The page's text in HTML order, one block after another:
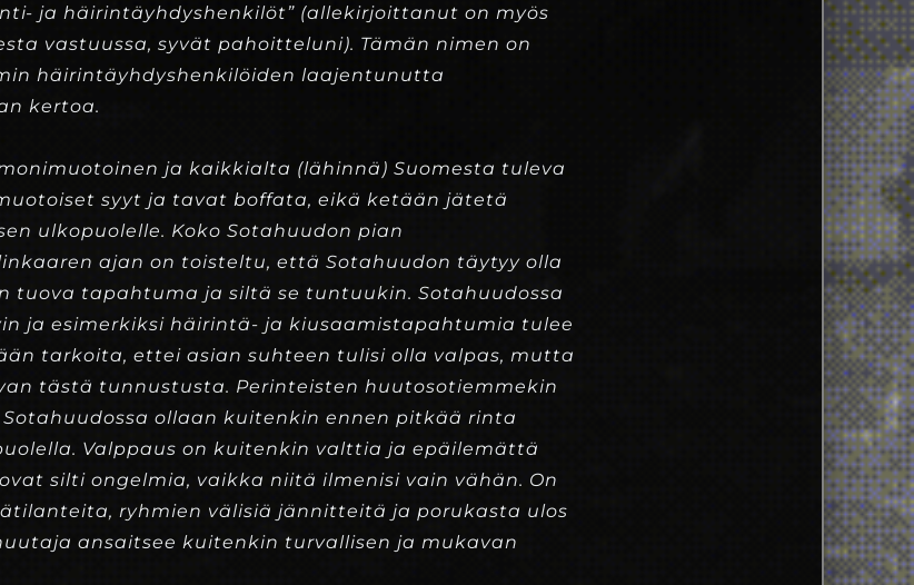
ja häirintäyhdyshenkilöt” (allekirjoittanut on myös
vastuussa, syvät pahoitteluni). Tämän nimen on
häirintäyhdyshenkilöiden laajentunutta
kertoa.
ja kaikkialta (lähinnä) Suomesta tuleva
syyt ja tavat boffata, eikä ketään jätetä
ulkopuolelle. Koko Sotahuudon pian
ajan on toisteltu, että Sotahuudon täytyy olla
tuova tapahtuma ja siltä se tuntuukin. Sotahuudossa
ja esimerkiksi häirintä- ja kiusaamistapahtumia tulee
tarkoita, ettei asian suhteen tulisi olla valpas, mutta
tästä tunnustusta. Perinteisten huutosotiemmekin
ollaan kuitenkin ennen pitkää rinta
Valppaus on kuitenkin valttia ja epäilemättä
silti ongelmia, vaikka niitä ilmenisi vain vähän. On
ryhmien välisiä jännitteitä ja porukasta ulos
ansaitsee kuitenkin turvallisen ja mukavan